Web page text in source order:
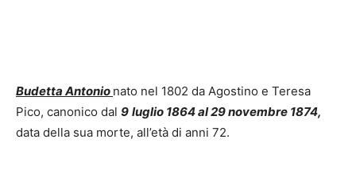
Budetta Antonio nato nel 1802 da Agostino e Teresa
Pico, canonico dal 9 luglio 1864 al 29 novembre 1874,
data della sua morte, all’età di anni 72.